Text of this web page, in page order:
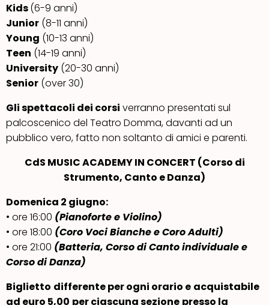
Kids(6-9 anni)
Junior (8-11 anni)
Young (10-13 anni)
Teen (14-19 anni)
University (20-30 anni)
Senior (over 30)
Gli spettacoli dei corsi verranno presentati sul
palcoscenico del Teatro Domma, davanti ad un
pubblico vero, fatto non soltanto di amici e parenti.
CdS MUSIC ACADEMY IN CONCERT (Corso di
Strumento, Canto e Danza)
Domenica 2 giugno:
• ore 16:00 (Pianoforte e Violino)
• ore 18:00 (Coro Voci Bianche e Coro Adulti)
• ore 21:00 (Batteria, Corso di Canto individuale e
Corso di Danza)
Biglietto differente per ogni orario e acquistabile
ad euro 5,00 per ciascuna sezione presso la